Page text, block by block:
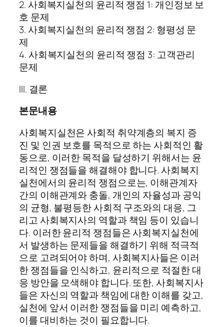
2. 사회복지실천의 윤리적 쟁점 1: 개인정보 보
호 문제
3. 사회복지실천의 윤리적 쟁점 2: 형평성 문
제
4. 사회복지실천의 윤리적 쟁점 3: 고객관리
문제
III. 결론
본문내용
사회복지실천은 사회적 취약계층의 복지 증
진 및 인권 보호를 목적으로 하는 사회적인 활
동으로, 이러한 목적을 달성하기 위해서는 윤
리적인 쟁점들을 해결해야 합니다. 사회복지
실천에서의 윤리적 쟁점으로는, 이해관계자
간의 이해관계와 충돌, 개인의 자율성과 공익
의 균형, 불평등한 사회적 구조와의 대응, 그
리고 사회복지사의 역할과 책임 등이 있습니
다. 이러한 윤리적 쟁점들은 사회복지실천에
서 발생하는 문제들을 해결하기 위해 적극적
으로 고려되어야 하며, 사회복지사들은 이러
한 쟁점들을 인식하고, 윤리적으로 적절한 대
응 방안을 모색해야 합니다. 또한, 사회복지사
들은 자신의 역할과 책임에 대한 이해를 갖고,
실천에 앞서 이러한 쟁점들을 미리 예측하고,
이를 대비하는 것이 필요합니다.